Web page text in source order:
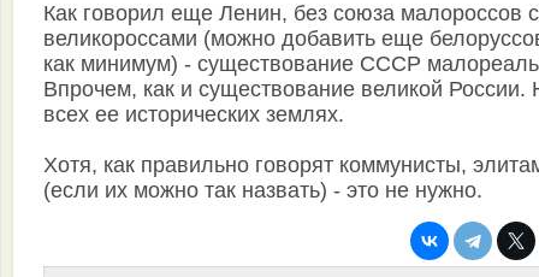
Как говорил еще Ленин, без союза малороссов с
великороссами (можно добавить еще
как минимум) - существование СССР
Впрочем, как и существование великой России.
всех ее исторических землях.
Хотя, как правильно говорят коммунисты,
(если их можно так назвать) - это не нужно.